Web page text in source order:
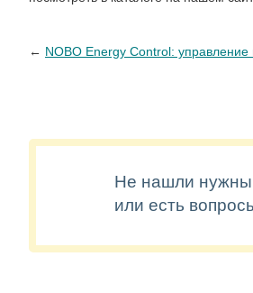
← NOBO Energy Control:
Не нашли
или есть